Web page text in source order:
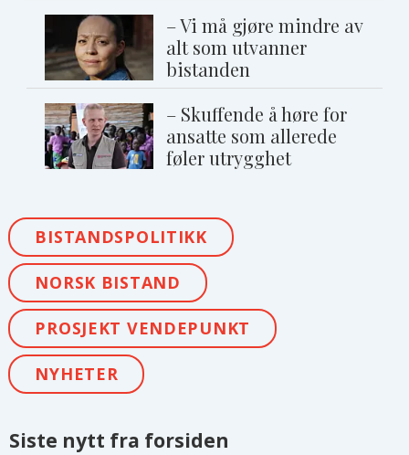
– Vi må gjøre mindre av
alt som utvanner
bistanden
– Skuffende å høre for
ansatte som allerede
føler utrygghet
BISTANDSPOLITIKK
NORSK BISTAND
PROSJEKT VENDEPUNKT
NYHETER
Siste nytt fra forsiden